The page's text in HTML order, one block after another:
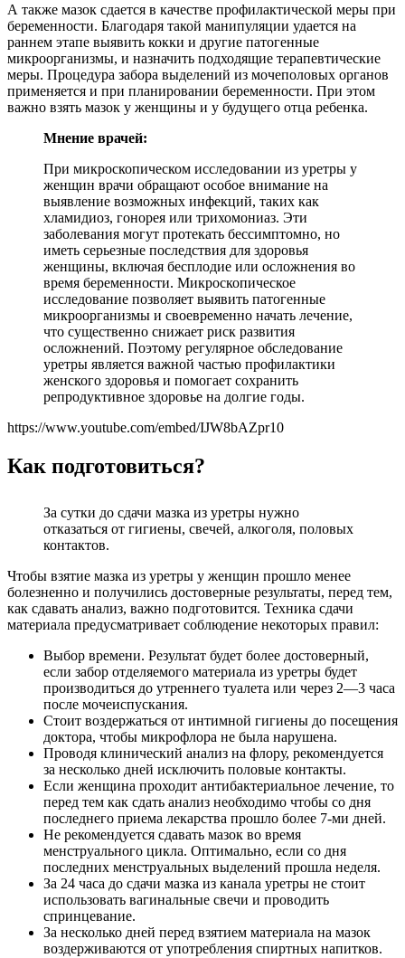
А также мазок сдается в качестве профилактической меры при
беременности. Благодаря такой манипуляции удается на
раннем этапе выявить кокки и другие патогенные
микроорганизмы, и назначить подходящие терапевтические
меры. Процедура забора выделений из мочеполовых органов
применяется и при планировании беременности. При этом
важно взять мазок у женщины и у будущего отца ребенка.
Мнение врачей:
При микроскопическом исследовании из уретры у
женщин врачи обращают особое внимание на
выявление возможных инфекций, таких как
хламидиоз, гонорея или трихомониаз. Эти
заболевания могут протекать бессимптомно, но
иметь серьезные последствия для здоровья
женщины, включая бесплодие или осложнения во
время беременности. Микроскопическое
исследование позволяет выявить патогенные
микроорганизмы и своевременно начать лечение,
что существенно снижает риск развития
осложнений. Поэтому регулярное обследование
уретры является важной частью профилактики
женского здоровья и помогает сохранить
репродуктивное здоровье на долгие годы.
https://www.youtube.com/embed/IJW8bAZpr10
Как подготовиться?
За сутки до сдачи мазка из уретры нужно
отказаться от гигиены, свечей, алкоголя, половых
контактов.
Чтобы взятие мазка из уретры у женщин прошло менее
болезненно и получились достоверные результаты, перед тем,
как сдавать анализ, важно подготовится. Техника сдачи
материала предусматривает соблюдение некоторых правил:
Выбор времени. Результат будет более достоверный,
если забор отделяемого материала из уретры будет
производиться до утреннего туалета или через 2—3 часа
после мочеиспускания.
Стоит воздержаться от интимной гигиены до посещения
доктора, чтобы микрофлора не была нарушена.
Проводя клинический анализ на флору, рекомендуется
за несколько дней исключить половые контакты.
Если женщина проходит антибактериальное лечение, то
перед тем как сдать анализ необходимо чтобы со дня
последнего приема лекарства прошло более 7-ми дней.
Не рекомендуется сдавать мазок во время
менструального цикла. Оптимально, если со дня
последних менструальных выделений прошла неделя.
За 24 часа до сдачи мазка из канала уретры не стоит
использовать вагинальные свечи и проводить
спринцевание.
За несколько дней перед взятием материала на мазок
воздерживаются от употребления спиртных напитков.